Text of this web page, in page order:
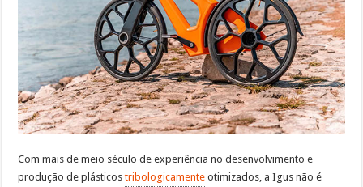
Com mais de meio século de experiência no desenvolvimento e
produção de plásticostribologicamente otimizados, a Igus não é